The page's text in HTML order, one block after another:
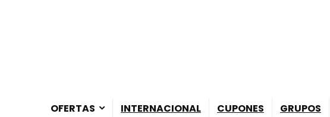
OFERTAS INTERNACIONAL CUPONES GRUPOS